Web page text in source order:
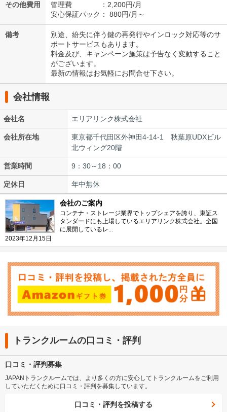
その他費用
管理費 ：2,200円/月
安心保証パック： 880円/月～
備考
別途、紛失に伴う鍵の再発行やインロック対応等のサ
ポートサービスもあります。
料金及び、キャンペーン施策は予告なく変動すること
がございます。
最新の情報はお気軽にお問合せ下さい。
会社情報
会社名 エリアリンク株式会社
会社所在地
東京都千代田区外神田4-14-1 秋葉原UDXビル
北ウィング20階
営業時間 9：30～18：00
定休日 年中無休
2023年12月15日
会社のご案内
コンテナ・ストレージ業界でトップシェアを誇り、東証ス
タンダードにも上場しているエリアリンク株式会社。全国
に展開しているレ...
トランクルームの口コミ・評判
口コミ・評判募集
JAPANトランクルームでは、より多くの方に安心してトランクルームをご利用
していただくために口コミ・評判を募集しています。
口コミ・評判を投稿する